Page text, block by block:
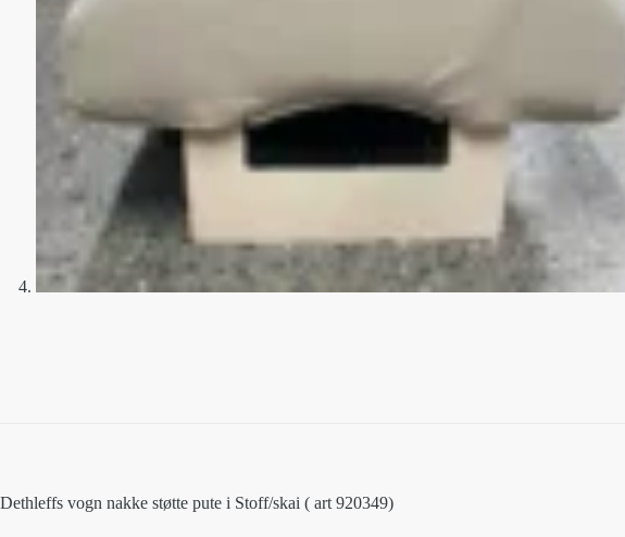
Dethleffs vogn nakke støtte pute i Stoff/skai ( art 920349)